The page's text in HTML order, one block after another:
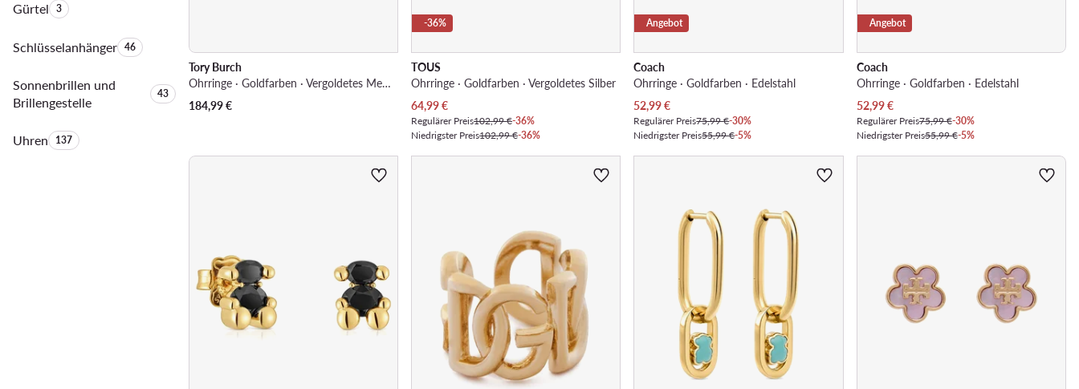
GürtelAnzahl der Produkte:
3
SchlüsselanhängerAnzahl der Produkte:
46
Sonnenbrillen und
Brillengestelle
Anzahl der Produkte:
43
UhrenAnzahl der Produkte:
137
Tory Burch
Ohrringe · Goldfarben · Vergoldetes Messing
184,99€
-36%
TOUS
Ohrringe · Goldfarben · Vergoldetes Silber
Aktueller Preis
64,99€
Regulärer Preis102,99 €-36%
Niedrigster Preis102,99 €-36%
Angebot
Coach
Ohrringe · Goldfarben · Edelstahl
Aktueller Preis
52,99€
Regulärer Preis75,99 €-30%
Niedrigster Preis55,99 €-5%
Angebot
Coach
Ohrringe · Goldfarben · Edelstahl
Aktueller Preis
52,99€
Regulärer Preis75,99 €-30%
Niedrigster Preis55,99 €-5%